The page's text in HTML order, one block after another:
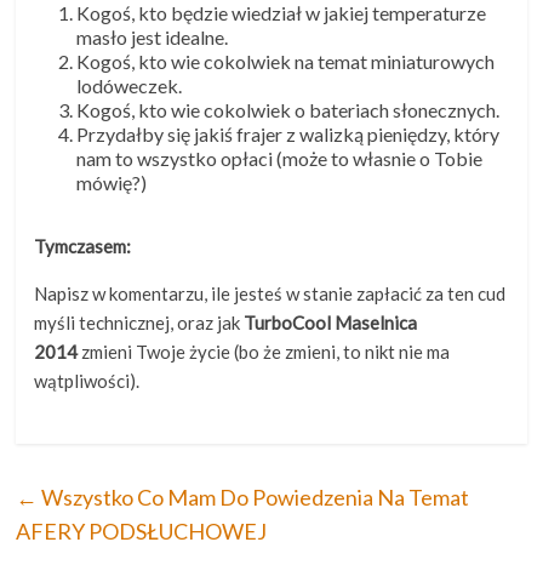
Kogoś, kto będzie wiedział w jakiej temperaturze
masło jest idealne.
Kogoś, kto wie cokolwiek na temat miniaturowych
lodóweczek.
Kogoś, kto wie cokolwiek o bateriach słonecznych.
Przydałby się jakiś frajer z walizką pieniędzy, który
nam to wszystko opłaci (może to własnie o Tobie
mówię?)
Tymczasem:
Napisz w komentarzu, ile jesteś w stanie zapłacić za ten cud
myśli technicznej, oraz jak TurboCool Maselnica
2014zmieni Twoje życie (bo że zmieni, to nikt nie ma
wątpliwości).
← Wszystko Co Mam Do Powiedzenia Na Temat
AFERY PODSŁUCHOWEJ